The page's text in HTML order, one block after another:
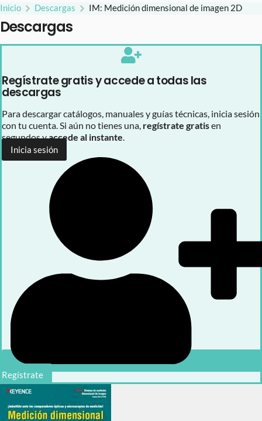
Inicio Descargas IM: Medición dimensional de imagen 2D
Descargas
Regístrate gratis y accede a todas las
descargas
Para descargar catálogos, manuales y guías técnicas, inicia sesión
con tu cuenta. Si aún no tienes una, regístrate gratisen
segundos yaccede al instante.
Inicia sesión
Regístrate